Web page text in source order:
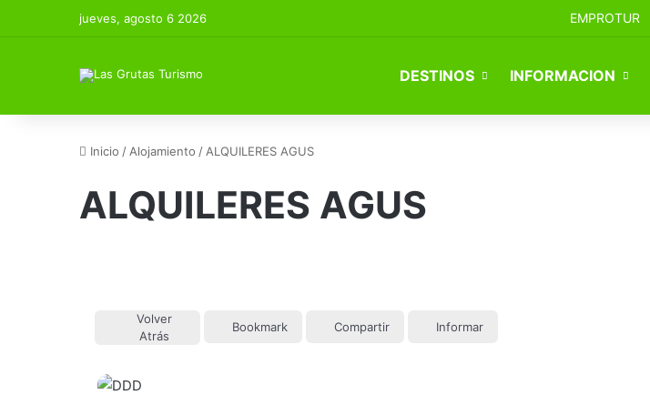
jueves, agosto 6 2026 EMPROTUR
DESTINOS INFORMACION
Inicio / Alojamiento / ALQUILERES AGUS
ALQUILERES AGUS
Volver
Atrás
Bookmark Compartir Informar